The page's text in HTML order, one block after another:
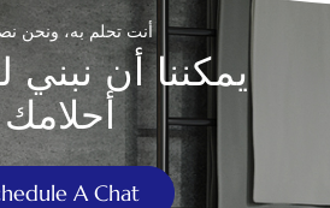
البلاستيكية)، فقد لا تنجح الطريقة الأولى.
غطاء المرحاض أو خزانه يدويًا
فتح صمام الشطف، مما يسمح بخروج
الشطف، أنزل الغطاء برفق وأعده
سقوط السلسلة المكسورة في فتحة
الغطاء من الإغلاق بشكل صحيح،
المرحاض. 3. استخدم دلوًا لتنظيف
أنت تحلم به، ونحن
يمكننا أن
أحلامك
A Chat